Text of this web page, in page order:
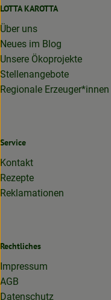
LOTTA KAROTTA
Über uns
Neues im Blog
Unsere Ökoprojekte
Stellenangebote
Regionale Erzeuger*innen
Service
Kontakt
Rezepte
Reklamationen
Rechtliches
Impressum
AGB
Datenschutz